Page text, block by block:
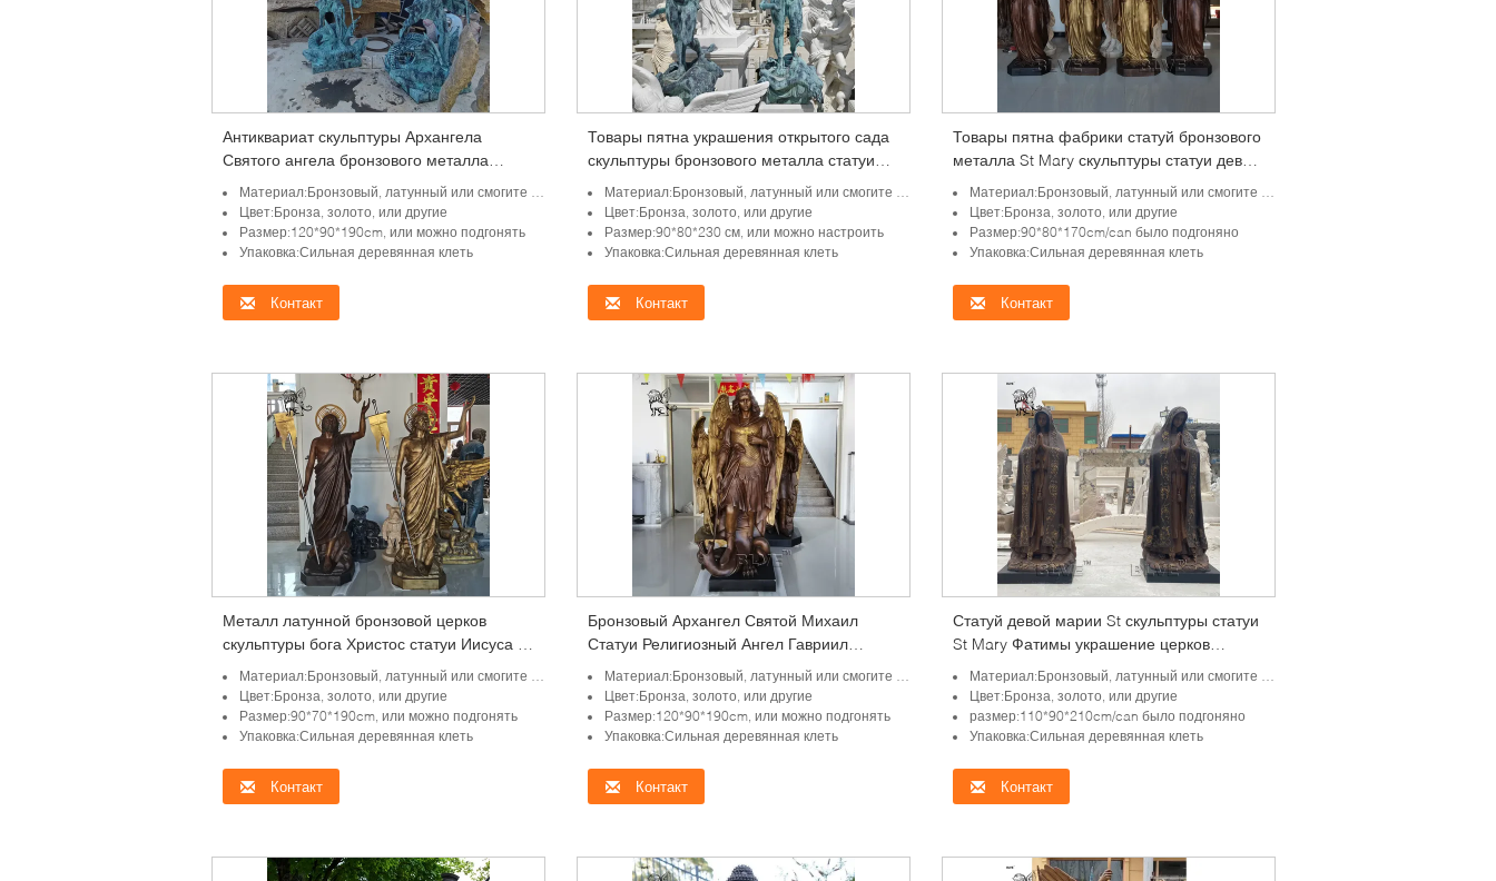
Антиквариат скульптуры Архангела
Святого ангела бронзового металла
статуй St Michael в натуральную величину
религиозный на открытом воздухе
Материал:Бронзовый, латунный или смогите быть подгоняно
Цвет:Бронза, золото, или другие
Размер:120*90*190cm, или можно подгонять
Упаковка:Сильная деревянная клеть
Контакт
Товары пятна украшения открытого сада
скульптуры бронзового металла статуи
Медузы Perseus в натуральную величину
греческие
Материал:Бронзовый, латунный или смогите быть подгоняно
Цвет:Бронза, золото, или другие
Размер:90*80*230 см, или можно настроить
Упаковка:Сильная деревянная клеть
Контакт
Товары пятна фабрики статуй бронзового
металла St Mary скульптуры статуи девой
марии в натуральную величину
католического религиозные
Материал:Бронзовый, латунный или смогите быть подгоняно
Цвет:Бронза, золото, или другие
Размер:90*80*170cm/can было подгоняно
Упаковка:Сильная деревянная клеть
Контакт
Металл латунной бронзовой церков
скульптуры бога Христос статуи Иисуса в
натуральную величину религиозный на
открытом воздухе
Материал:Бронзовый, латунный или смогите быть подгоняно
Цвет:Бронза, золото, или другие
Размер:90*70*190cm, или можно подгонять
Упаковка:Сильная деревянная клеть
Контакт
Бронзовый Архангел Святой Михаил
Статуи Религиозный Ангел Гавриил
Скульптура Святая Библия Открытый В
натуральную величину
Материал:Бронзовый, латунный или смогите быть подгоняно
Цвет:Бронза, золото, или другие
Размер:120*90*190cm, или можно подгонять
Упаковка:Сильная деревянная клеть
Контакт
Статуй девой марии St скульптуры статуи
St Mary Фатимы украшение церков
бронзовых в натуральную величину
религиозное
Материал:Бронзовый, латунный или смогите быть подгоняно
Цвет:Бронза, золото, или другие
размер:110*90*210cm/can было подгоняно
Упаковка:Сильная деревянная клеть
Контакт